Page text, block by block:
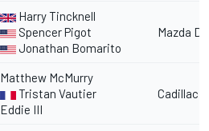
Harry Tincknell
Spencer Pigot
Jonathan Bomarito
Mazda
Matthew McMurry
Tristan Vautier
Eddie III
Cadillac